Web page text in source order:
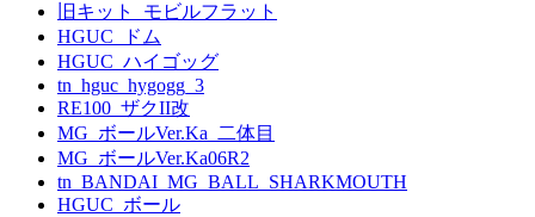
旧キット_モビルフラット
HGUC_ドム
HGUC_ハイゴッグ
tn_hguc_hygogg_3
RE100_ザクII改
MG_ボールVer.Ka_二体目
MG_ボールVer.Ka06R2
tn_BANDAI_MG_BALL_SHARKMOUTH
HGUC_ボール